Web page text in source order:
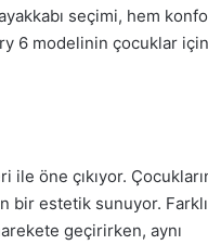
seçimi, hem
6 modelinin çocuklar için
ile öne çıkıyor.
bir estetik sunuyor. Farklı
geçirirken, aynı